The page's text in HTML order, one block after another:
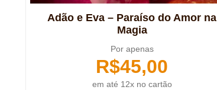
Adão e Eva – Paraíso do Amor na
Magia
Por apenas
R$45,00
em até 12x no cartão